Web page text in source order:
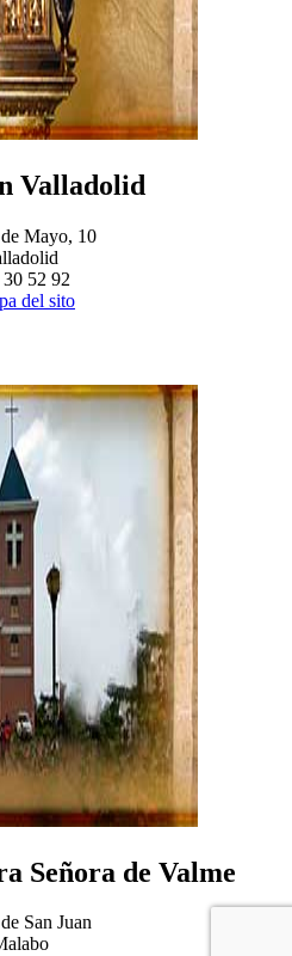
Valladolid
Mayo, 10
52 92
del sito
Señora de Valme
San Juan